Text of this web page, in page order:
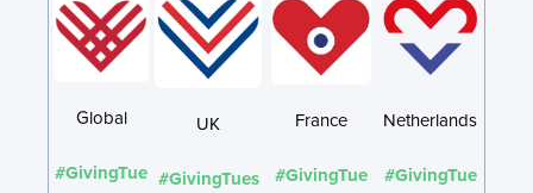
Global
#GivingTue
UK
#GivingTues
France
#GivingTue
Netherlands
#GivingTue